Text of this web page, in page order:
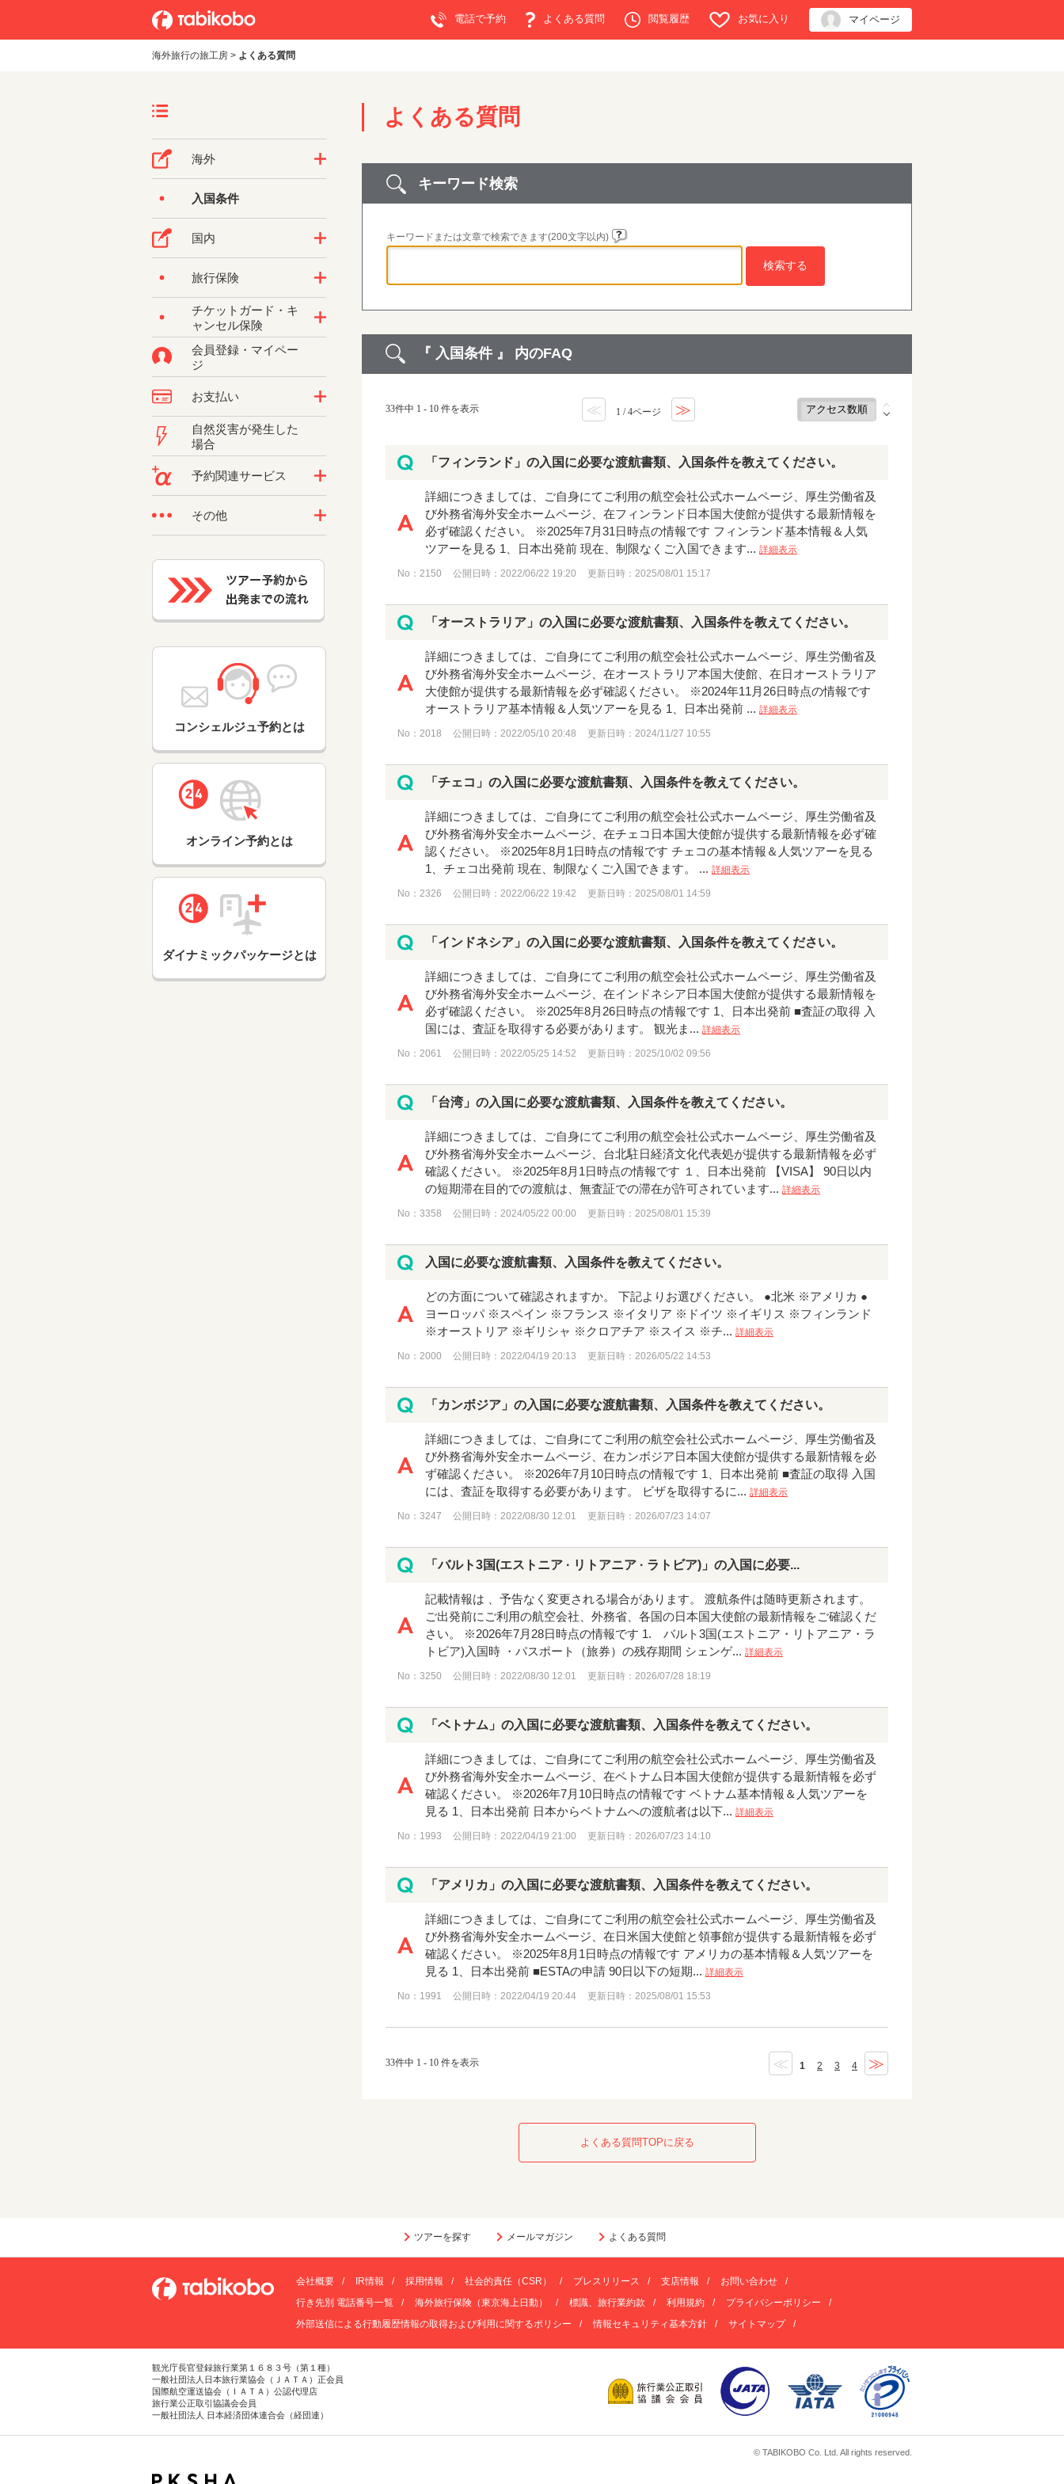
電話で予約 よくある質問 閲覧履歴 お気に入り マイページ
海外旅行の旅工房 > よくある質問
海外
入国条件
国内
旅行保険
チケットガード・キ
ャンセル保険
会員登録・マイペー
ジ
お支払い
自然災害が発生した
場合
予約関連サービス
その他
コンシェルジュ予約とは
オンライン予約とは
ダイナミックパッケージとは
よくある質問
キーワード検索
キーワードまたは文章で検索できます(200文字以内)
『 入国条件 』 内のFAQ
33件中 1 - 10 件を表示 ≪ 1 / 4ページ ≫
「フィンランド」の入国に必要な渡航書類、入国条件を教えてください。
詳細につきましては、ご自身にてご利用の航空会社公式ホームページ、厚生労働省及
び外務省海外安全ホームページ、在フィンランド日本国大使館が提供する最新情報を
必ず確認ください。 ※2025年7月31日時点の情報です フィンランド基本情報＆人気
ツアーを見る 1、日本出発前 現在、制限なくご入国できます... 詳細表示
No：2150 公開日時：2022/06/22 19:20 更新日時：2025/08/01 15:17
「オーストラリア」の入国に必要な渡航書類、入国条件を教えてください。
詳細につきましては、ご自身にてご利用の航空会社公式ホームページ、厚生労働省及
び外務省海外安全ホームページ、在オーストラリア本国大使館、在日オーストラリア
大使館が提供する最新情報を必ず確認ください。 ※2024年11月26日時点の情報です
オーストラリア基本情報＆人気ツアーを見る 1、日本出発前 ... 詳細表示
No：2018 公開日時：2022/05/10 20:48 更新日時：2024/11/27 10:55
「チェコ」の入国に必要な渡航書類、入国条件を教えてください。
詳細につきましては、ご自身にてご利用の航空会社公式ホームページ、厚生労働省及
び外務省海外安全ホームページ、在チェコ日本国大使館が提供する最新情報を必ず確
認ください。 ※2025年8月1日時点の情報です チェコの基本情報＆人気ツアーを見る
1、チェコ出発前 現在、制限なくご入国できます。 ... 詳細表示
No：2326 公開日時：2022/06/22 19:42 更新日時：2025/08/01 14:59
「インドネシア」の入国に必要な渡航書類、入国条件を教えてください。
詳細につきましては、ご自身にてご利用の航空会社公式ホームページ、厚生労働省及
び外務省海外安全ホームページ、在インドネシア日本国大使館が提供する最新情報を
必ず確認ください。 ※2025年8月26日時点の情報です 1、日本出発前 ■査証の取得 入
国には、査証を取得する必要があります。 観光ま... 詳細表示
No：2061 公開日時：2022/05/25 14:52 更新日時：2025/10/02 09:56
「台湾」の入国に必要な渡航書類、入国条件を教えてください。
詳細につきましては、ご自身にてご利用の航空会社公式ホームページ、厚生労働省及
び外務省海外安全ホームページ、台北駐日経済文化代表処が提供する最新情報を必ず
確認ください。 ※2025年8月1日時点の情報です １、日本出発前 【VISA】 90日以内
の短期滞在目的での渡航は、無査証での滞在が許可されています... 詳細表示
No：3358 公開日時：2024/05/22 00:00 更新日時：2025/08/01 15:39
入国に必要な渡航書類、入国条件を教えてください。
どの方面について確認されますか。 下記よりお選びください。 ●北米 ※アメリカ ●
ヨーロッパ ※スペイン ※フランス ※イタリア ※ドイツ ※イギリス ※フィンランド
※オーストリア ※ギリシャ ※クロアチア ※スイス ※チ... 詳細表示
No：2000 公開日時：2022/04/19 20:13 更新日時：2026/05/22 14:53
「カンボジア」の入国に必要な渡航書類、入国条件を教えてください。
詳細につきましては、ご自身にてご利用の航空会社公式ホームページ、厚生労働省及
び外務省海外安全ホームページ、在カンボジア日本国大使館が提供する最新情報を必
ず確認ください。 ※2026年7月10日時点の情報です 1、日本出発前 ■査証の取得 入国
には、査証を取得する必要があります。 ビザを取得するに... 詳細表示
No：3247 公開日時：2022/08/30 12:01 更新日時：2026/07/23 14:07
「バルト3国(エストニア · ‎リトアニア · ‎ラトビア)」の入国に必要...
記載情報は 、予告なく変更される場合があります。 渡航条件は随時更新されます。
ご出発前にご利用の航空会社、外務省、各国の日本国大使館の最新情報をご確認くだ
さい。 ※2026年7月28日時点の情報です 1. バルト3国(エストニア・リトアニア・ラ
トビア)入国時 ・パスポート（旅券）の残存期間 シェンゲ... 詳細表示
No：3250 公開日時：2022/08/30 12:01 更新日時：2026/07/28 18:19
「ベトナム」の入国に必要な渡航書類、入国条件を教えてください。
詳細につきましては、ご自身にてご利用の航空会社公式ホームページ、厚生労働省及
び外務省海外安全ホームページ、在ベトナム日本国大使館が提供する最新情報を必ず
確認ください。 ※2026年7月10日時点の情報です ベトナム基本情報＆人気ツアーを
見る 1、日本出発前 日本からベトナムへの渡航者は以下... 詳細表示
No：1993 公開日時：2022/04/19 21:00 更新日時：2026/07/23 14:10
「アメリカ」の入国に必要な渡航書類、入国条件を教えてください。
詳細につきましては、ご自身にてご利用の航空会社公式ホームページ、厚生労働省及
び外務省海外安全ホームページ、在日米国大使館と領事館が提供する最新情報を必ず
確認ください。 ※2025年8月1日時点の情報です アメリカの基本情報＆人気ツアーを
見る 1、日本出発前 ■ESTAの申請 90日以下の短期... 詳細表示
No：1991 公開日時：2022/04/19 20:44 更新日時：2025/08/01 15:53
33件中 1 - 10 件を表示 ≪ 1 2 3 4 ≫
よくある質問TOPに戻る
ツアーを探す メールマガジン よくある質問
会社概要 IR情報 採用情報 社会的責任（CSR） プレスリリース 支店情報
お問い合わせ
行き先別 電話番号一覧
海外旅行保険（東京海上日動） 標識、旅行業約款 利用規約
プライバシーポリシー
外部送信による行動履歴情報の取得および利用に関するポリシー
情報セキュリティ基本方針 サイトマップ
観光庁長官登録旅行業第１６８３号（第１種）
一般社団法人日本旅行業協会（ＪＡＴＡ）正会員
国際航空運送協会（ＩＡＴＡ）公認代理店
旅行業公正取引協議会会員
一般社団法人 日本経済団体連合会（経団連）
© TABIKOBO Co. Ltd. All rights reserved.